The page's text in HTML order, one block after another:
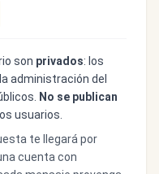
son privados: los
administración del
No se publican
usuarios.
te llegará por
cuenta con